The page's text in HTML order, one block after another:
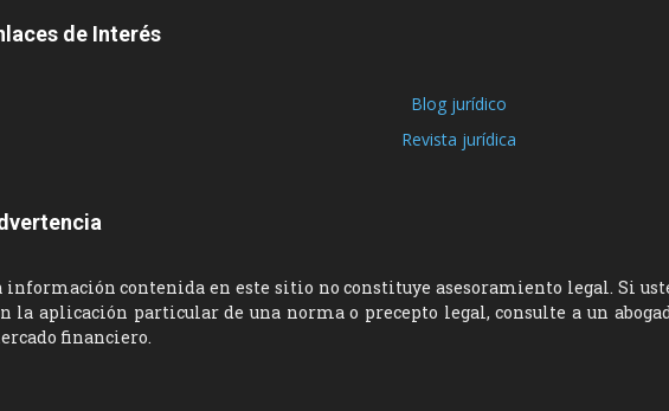
de Interés
Blog jurídico
Revista jurídica
información contenida en este sitio no constituye asesoramiento legal. Si
la aplicación particular de una norma o precepto legal, consulte a un
financiero.